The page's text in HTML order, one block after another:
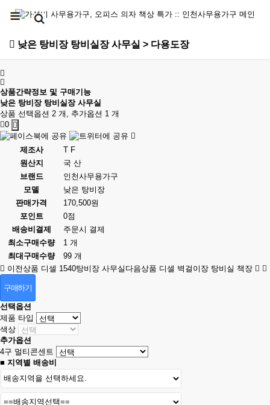
낮은 탕비장 탕비실장 사무실 > 다용도장
상품간략정보 및 구매기능
낮은 탕비장 탕비실장 사무실
상품 선택옵션 2 개, 추가옵션 1 개
0
제조사
T F
원산지
국 산
브랜드
인천사무용가구
모델
낮은 탕비장
판매가격
170,500원
포인트
0점
배송비결제
주문시 결제
최소구매수량
1 개
최대구매수량
99 개
이전상품 디셀 1540탕비장 사무실 다음상품 디셀 벽걸이장 탕비실 책장
구매하기
선택옵션
제품 타입
색상
추가옵션
4구 멀티콘센트
■ 지역별 배송비